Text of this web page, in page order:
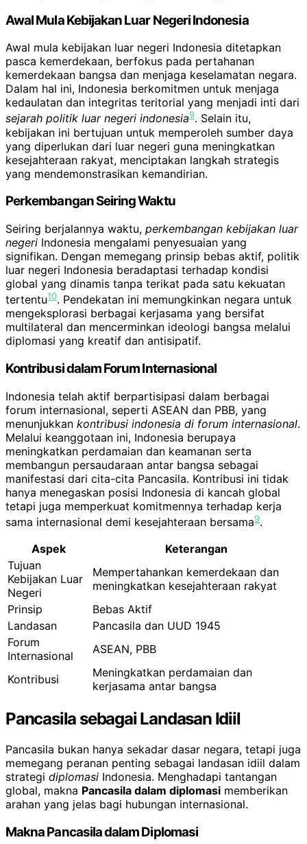
Awal Mula Kebijakan Luar Negeri Indonesia
Awal mula kebijakan luar negeri Indonesia ditetapkan
pasca kemerdekaan, berfokus pada pertahanan
kemerdekaan bangsa dan menjaga keselamatan negara.
Dalam hal ini, Indonesia berkomitmen untuk menjaga
kedaulatan dan integritas teritorial yang menjadi inti dari
sejarah politik luar negeri indonesia9. Selain itu,
kebijakan ini bertujuan untuk memperoleh sumber daya
yang diperlukan dari luar negeri guna meningkatkan
kesejahteraan rakyat, menciptakan langkah strategis
yang mendemonstrasikan kemandirian.
Perkembangan Seiring Waktu
Seiring berjalannya waktu, perkembangan kebijakan luar
negeri Indonesia mengalami penyesuaian yang
signifikan. Dengan memegang prinsip bebas aktif, politik
luar negeri Indonesia beradaptasi terhadap kondisi
global yang dinamis tanpa terikat pada satu kekuatan
tertentu10. Pendekatan ini memungkinkan negara untuk
mengeksplorasi berbagai kerjasama yang bersifat
multilateral dan mencerminkan ideologi bangsa melalui
diplomasi yang kreatif dan antisipatif.
Kontribusi dalam Forum Internasional
Indonesia telah aktif berpartisipasi dalam berbagai
forum internasional, seperti ASEAN dan PBB, yang
menunjukkan kontribusi indonesia di forum internasional.
Melalui keanggotaan ini, Indonesia berupaya
meningkatkan perdamaian dan keamanan serta
membangun persaudaraan antar bangsa sebagai
manifestasi dari cita-cita Pancasila. Kontribusi ini tidak
hanya menegaskan posisi Indonesia di kancah global
tetapi juga memperkuat komitmennya terhadap kerja
sama internasional demi kesejahteraan bersama9.
Aspek
Keterangan
Tujuan
Kebijakan Luar
Negeri
Mempertahankan kemerdekaan dan
meningkatkan kesejahteraan rakyat
Prinsip
Bebas Aktif
Landasan
Pancasila dan UUD 1945
Forum
Internasional
ASEAN, PBB
Kontribusi
Meningkatkan perdamaian dan
kerjasama antar bangsa
Pancasila sebagai Landasan Idiil
Pancasila bukan hanya sekadar dasar negara, tetapi juga
memegang peranan penting sebagai landasan idiil dalam
strategi diplomasi Indonesia. Menghadapi tantangan
global, makna Pancasila dalam diplomasi memberikan
arahan yang jelas bagi hubungan internasional.
Makna Pancasila dalam Diplomasi